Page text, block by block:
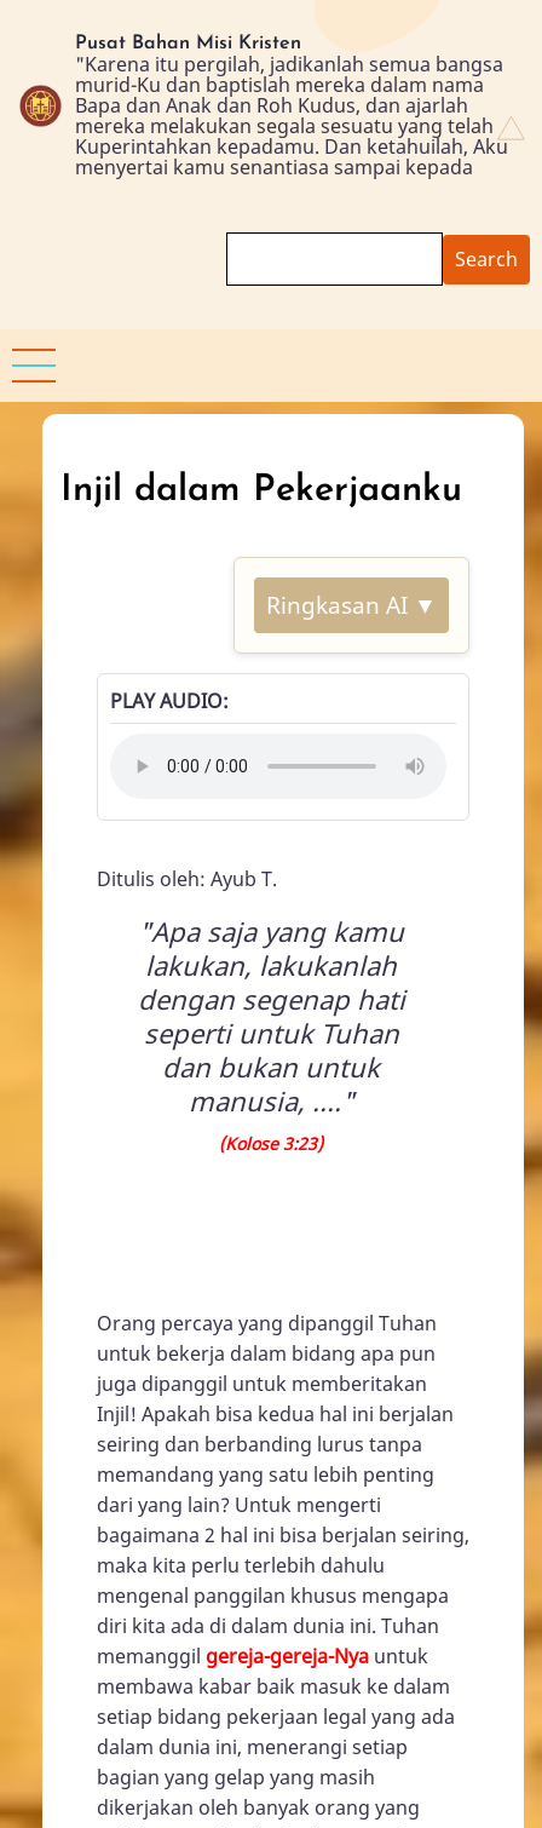
content
Pusat Bahan Misi Kristen
"Karena itu pergilah, jadikanlah semua bangsa
murid-Ku dan baptislah mereka dalam nama
Bapa dan Anak dan Roh Kudus, dan ajarlah
mereka melakukan segala sesuatu yang telah
Kuperintahkan kepadamu. Dan ketahuilah, Aku
menyertai kamu senantiasa sampai kepada
Injil dalam Pekerjaanku
Ringkasan AI ▼
PLAY AUDIO
Ditulis oleh: Ayub T.
"Apa saja yang kamu
lakukan, lakukanlah
dengan segenap hati
seperti untuk Tuhan
dan bukan untuk
manusia, ...."
(Kolose 3:23)
Orang percaya yang dipanggil Tuhan
untuk bekerja dalam bidang apa pun
juga dipanggil untuk memberitakan
Injil! Apakah bisa kedua hal ini berjalan
seiring dan berbanding lurus tanpa
memandang yang satu lebih penting
dari yang lain? Untuk mengerti
bagaimana 2 hal ini bisa berjalan seiring,
maka kita perlu terlebih dahulu
mengenal panggilan khusus mengapa
diri kita ada di dalam dunia ini. Tuhan
memanggil gereja-gereja-Nya untuk
membawa kabar baik masuk ke dalam
setiap bidang pekerjaan legal yang ada
dalam dunia ini, menerangi setiap
bagian yang gelap yang masih
dikerjakan oleh banyak orang yang